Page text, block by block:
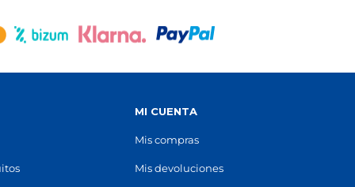
MI CUENTA
Mis compras
Mis devoluciones